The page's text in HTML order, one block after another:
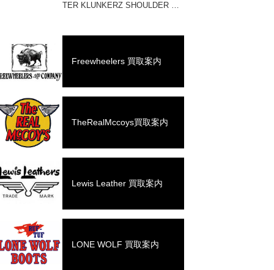
TER KLUNKERZ SHOULDER BA
品 メッセンジャー […]
Freewheelers 買取案内
TheRealMccoys買取案内
Lewis Leather 買取案内
LONE WOLF 買取案内